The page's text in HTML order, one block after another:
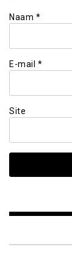
Naam *
E-mail *
Site